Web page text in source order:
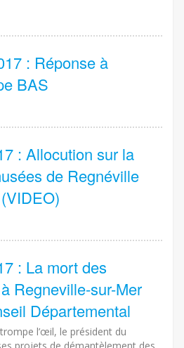
: Réponse à
BAS
: Allocution sur la
de Regnéville
: La mort des
Regneville-sur-Mer
Départemental
l’œil, le président du
projets de démantèlement des